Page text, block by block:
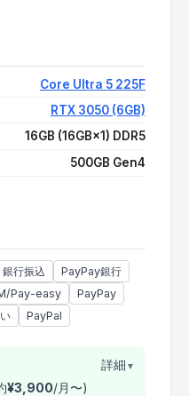
¥145,280
Core Ultra 5 225F
RTX 3050 (6GB)
16GB (16GB×1) DDR5
500GB Gen4
空冷
銀行振込
PayPay銀行
Pay-easy
PayPay
PayPal
詳細 ▼
¥3,900/月〜)